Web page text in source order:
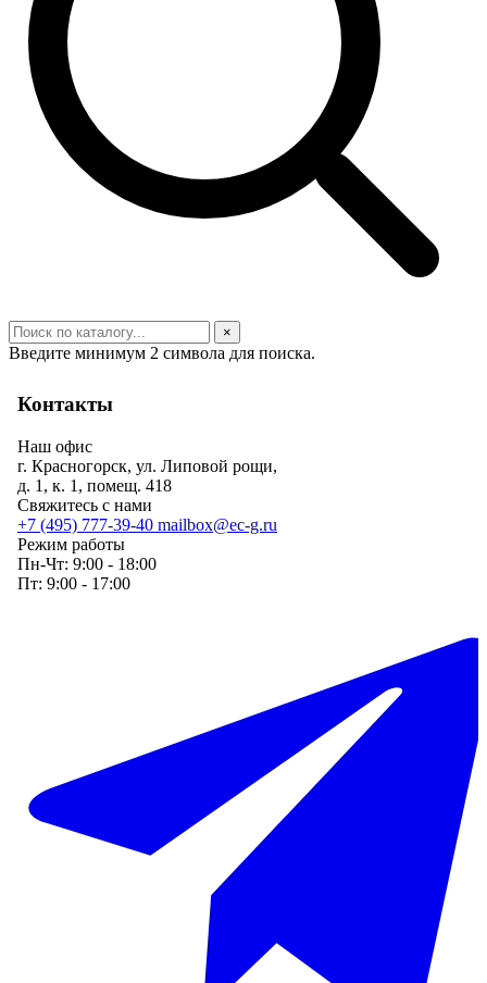
×
Введите минимум 2 символа для поиска.
Контакты
Наш офис
г. Красногорск, ул. Липовой рощи,
д. 1, к. 1, помещ. 418
Свяжитесь с нами
+7 (495) 777-39-40 mailbox@ec-g.ru
Режим работы
Пн-Чт: 9:00 - 18:00
Пт: 9:00 - 17:00